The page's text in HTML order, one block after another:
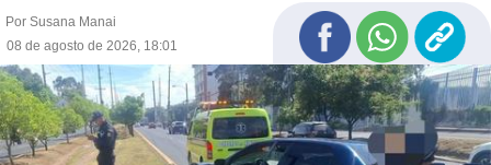
Por Susana Manai
08 de agosto de 2026, 18:01